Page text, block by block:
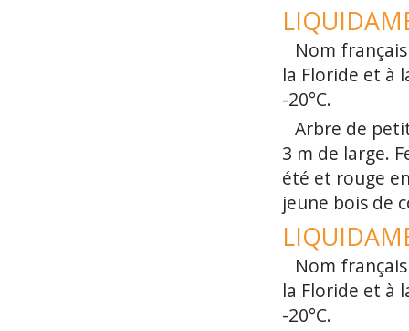
Nom
la Floride et à
-20°C.
Arbre de
3 m de large.
été et rouge
jeune bois de
Nom
la Floride et à
-20°C.